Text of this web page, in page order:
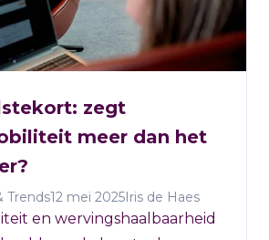
zegt
meer dan het
Trends12 mei 2025Iris de Haes
en wervingshaalbaarheid